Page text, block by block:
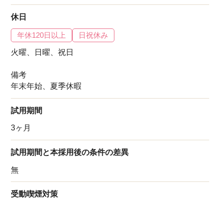
休日
年休120日以上 日祝休み
火曜、日曜、祝日
備考
年末年始、夏季休暇
試用期間
3ヶ月
試用期間と本採用後の条件の差異
無
受動喫煙対策